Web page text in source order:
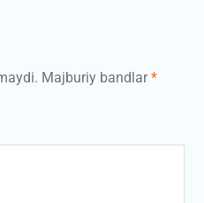
Majburiy bandlar*